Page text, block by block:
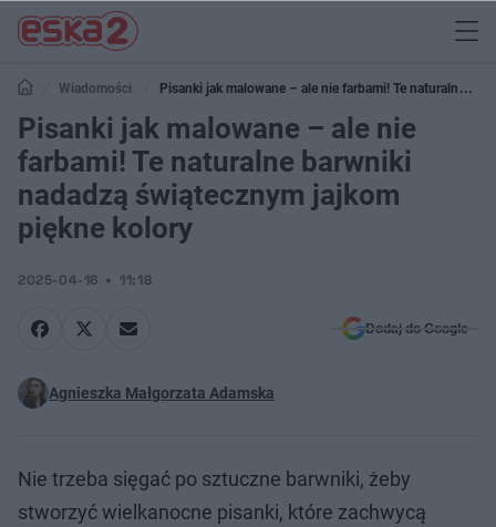
Wiadomości
Pisanki jak malowane – ale nie farbami! Te naturalne
barwniki nadadzą świątecznym jajkom piękne kolory
Pisanki jak malowane – ale nie
farbami! Te naturalne barwniki
nadadzą świątecznym jajkom
piękne kolory
2025-04-16 11:18
Dodaj do Google
Agnieszka Małgorzata Adamska
Nie trzeba sięgać po sztuczne barwniki, żeby
stworzyć wielkanocne pisanki, które zachwycą